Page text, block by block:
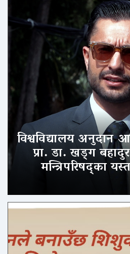
विश्वविद्यालय अनुदान
प्रा. डा. खड्ग
मन्त्रिपरिषद्का